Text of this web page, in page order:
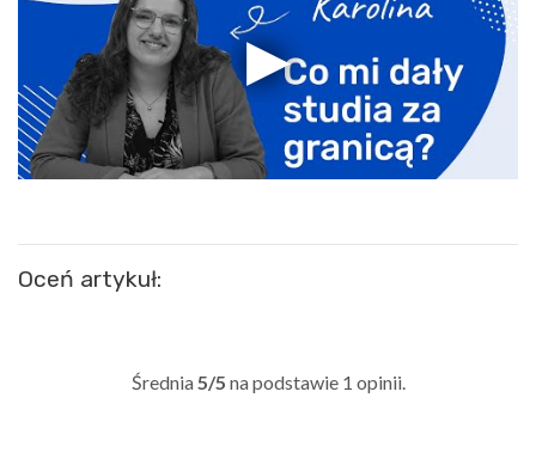
Oceń artykuł:
Średnia 5/5 na podstawie 1 opinii.